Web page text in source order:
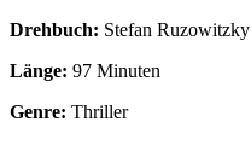
Drehbuch: Stefan Ruzowitzky
Länge: 97 Minuten
Genre: Thriller